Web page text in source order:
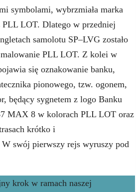
symbolami, wybrzmiała marka
PLL LOT. Dlatego w przedniej
samolotu SP–LVG zostało
PLL LOT. Z kolei w
się oznakowanie banku,
pionowego, tzw. ogonem,
będący sygnetem z logo Banku
MAX 8 w kolorach PLL LOT oraz
krótko i
swój pierwszy rejs wyruszy pod
krok w ramach naszej